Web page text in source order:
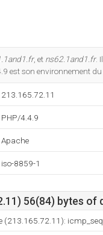
, et ns62.1and1.fr.
est son environnement
213.165.72.11
PHP/4.4.9
Apache
iso-8859-1
56(84) bytes of
(213.165.72.11):